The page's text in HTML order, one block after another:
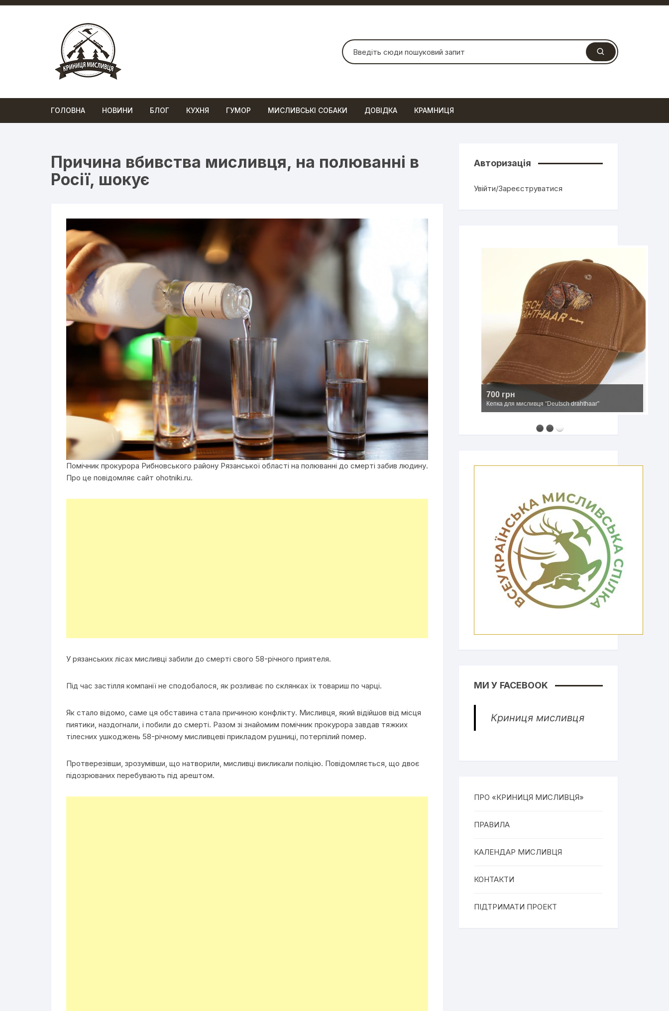
Перейти
Шукати:
ГОЛОВНА НОВИНИ БЛОГ КУХНЯ ГУМОР МИСЛИВСЬКІ СОБАКИ ДОВІДКА КРАМНИЦЯ
Причина вбивства мисливця, на полюванні в
Росії, шокує
Помічник прокурора Рибновського району Рязанської області на полюванні до смерті забив людину.
Про це повідомляє сайт ohotniki.ru.
У рязанських лісах мисливці забили до смерті свого 58-річного приятеля.
Під час застілля компанії не сподобалося, як розливає по склянках їх товариш по чарці.
Як стало відомо, саме ця обставина стала причиною конфлікту. Мисливця, який відійшов від місця
пиятики, наздогнали, і побили до смерті. Разом зі знайомим помічник прокурора завдав тяжких
тілесних ушкоджень 58-річному мисливцеві прикладом рушниці, потерпілий помер.
Протверезівши, зрозумівши, що натворили, мисливці викликали поліцію. Повідомляється, що двоє
підозрюваних перебувають під арештом.
Авторизація
Увійти/Зареєструватися
2500 грн
Мисливський капелюх з широкими полями
МИ У FACEBOOK
Криниця мисливця
ПРО «КРИНИЦЯ МИСЛИВЦЯ»
ПРАВИЛА
КАЛЕНДАР МИСЛИВЦЯ
КОНТАКТИ
ПІДТРИМАТИ ПРОЕКТ